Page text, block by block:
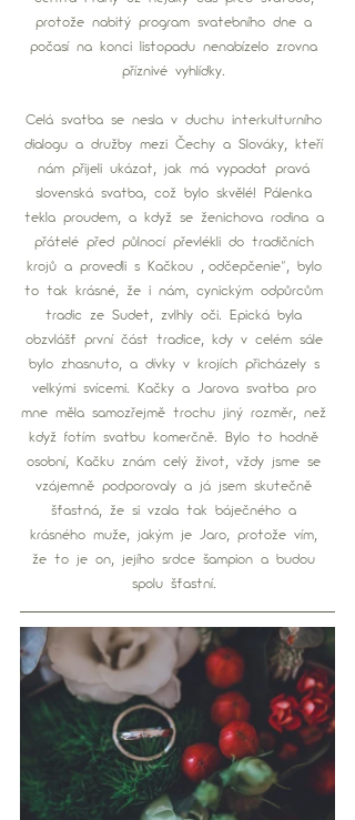
protože nabitý program svatebního dne a
počasí na konci listopadu nenabízelo zrovna
příznivé vyhlídky.
Celá svatba se nesla v duchu interkulturního
dialogu a družby mezi Čechy a Slováky, kteří
nám přijeli ukázat, jak má vypadat pravá
slovenská svatba, což bylo skvělé! Pálenka
tekla proudem, a když se ženichova rodina a
přátelé před půlnocí převlékli do tradičních
krojů a provedli s Kačkou „odčepčenie“, bylo
to tak krásné, že i nám, cynickým odpůrcům
tradic ze Sudet, zvlhly oči. Epická byla
obzvlášť první část tradice, kdy v celém sále
bylo zhasnuto, a dívky v krojích přicházely s
velkými svícemi. Kačky a Jarova svatba pro
mne měla samozřejmě trochu jiný rozměr, než
když fotím svatbu komerčně. Bylo to hodně
osobní, Kačku znám celý život, vždy jsme se
vzájemně podporovaly a já jsem skutečně
šťastná, že si vzala tak báječného a
krásného muže, jakým je Jaro, protože vím,
že to je on, jejího srdce šampion a budou
spolu šťastní.